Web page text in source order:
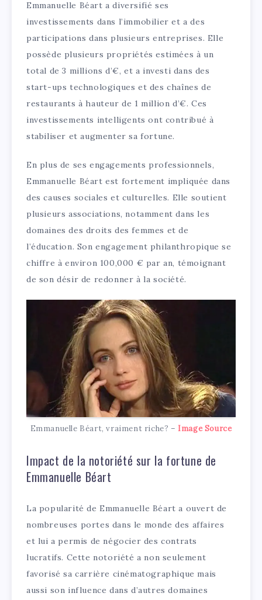
Emmanuelle Béart a diversifié ses
investissements dans l’immobilier et a des
participations dans plusieurs entreprises. Elle
possède plusieurs propriétés estimées à un
total de 3 millions d’€, et a investi dans des
start-ups technologiques et des chaînes de
restaurants à hauteur de 1 million d’€. Ces
investissements intelligents ont contribué à
stabiliser et augmenter sa fortune.
En plus de ses engagements professionnels,
Emmanuelle Béart est fortement impliquée dans
des causes sociales et culturelles. Elle soutient
plusieurs associations, notamment dans les
domaines des droits des femmes et de
l’éducation. Son engagement philanthropique se
chiffre à environ 100,000 € par an, témoignant
de son désir de redonner à la société.
Emmanuelle Béart, vraiment riche? – Image Source
Impact de la notoriété sur la fortune de
Emmanuelle Béart
La popularité de Emmanuelle Béart a ouvert de
nombreuses portes dans le monde des affaires
et lui a permis de négocier des contrats
lucratifs. Cette notoriété a non seulement
favorisé sa carrière cinématographique mais
aussi son influence dans d’autres domaines